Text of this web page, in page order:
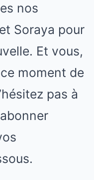
nos
Soraya pour
Et vous,
moment de
pas à